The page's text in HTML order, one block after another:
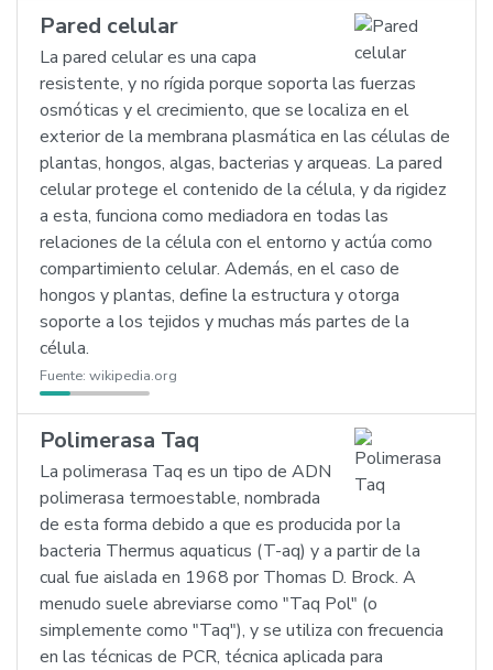
Pared celular
La pared celular es una capa
resistente, y no rígida porque soporta las fuerzas
osmóticas y el crecimiento, que se localiza en el
exterior de la membrana plasmática en las células de
plantas, hongos, algas, bacterias y arqueas. La pared
celular protege el contenido de la célula, y da rigidez
a esta, funciona como mediadora en todas las
relaciones de la célula con el entorno y actúa como
compartimiento celular. Además, en el caso de
hongos y plantas, define la estructura y otorga
soporte a los tejidos y muchas más partes de la
célula.
Fuente: wikipedia.org
Polimerasa Taq
La polimerasa Taq es un tipo de ADN
polimerasa termoestable, nombrada
de esta forma debido a que es producida por la
bacteria Thermus aquaticus (T-aq) y a partir de la
cual fue aislada en 1968 por Thomas D. Brock. A
menudo suele abreviarse como "Taq Pol" (o
simplemente como "Taq"), y se utiliza con frecuencia
en las técnicas de PCR, técnica aplicada para